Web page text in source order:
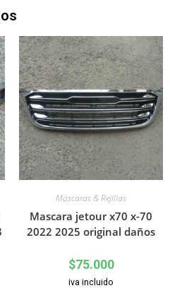
Mascaras & Rejillas
Mascara jetour x70 x-70
2022 2025 original daños
$75.000
iva incluido